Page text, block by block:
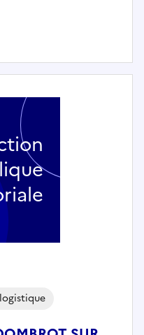
agent.e polyvalent.e